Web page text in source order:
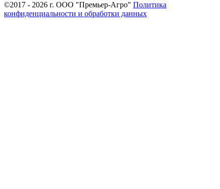
©2017 - 2026 г. ООО "Премьер-Агро" Политика
конфиденциальности и обработки данных